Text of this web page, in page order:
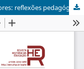
Saber objetivado e formação de professores: reflexões pedagógico-epistemológicas